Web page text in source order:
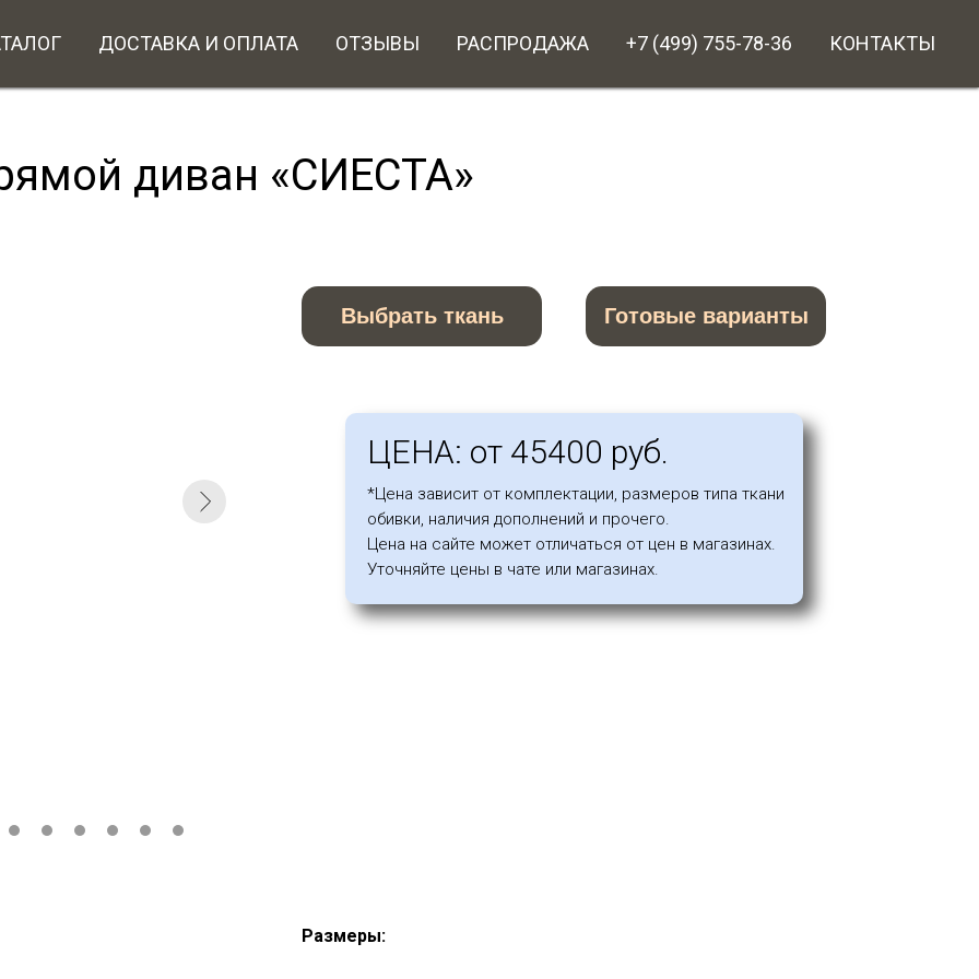
ДОСТАВКА И ОПЛАТА ОТЗЫВЫ РАСПРОДАЖА +7 (499) 755-78-36 КОНТАКТЫ
диван «СИЕСТА»
Выбрать ткань Готовые варианты
ЦЕНА: от 45400 руб.
*Цена зависит от комплектации, размеров типа ткани
обивки, наличия дополнений и прочего.
Цена на сайте может отличаться от цен в магазинах.
Уточняйте цены в чате или магазинах.
Размеры: